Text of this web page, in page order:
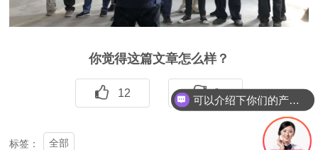
你觉得这篇文章怎么样？
12 2
标签： 全部
可以介绍下你们的产品么